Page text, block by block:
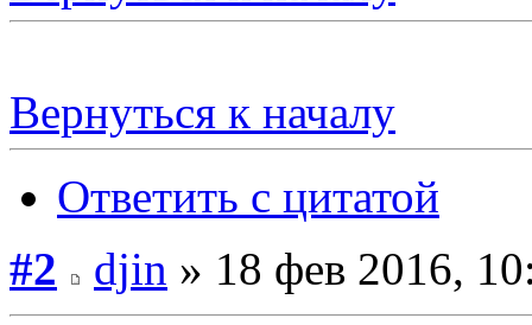
Вернуться к началу
Ответить с цитатой
#2
djin » 18 фев 2016,